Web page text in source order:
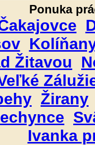
Ponuka
Žitavou
Žirany
Ivanka